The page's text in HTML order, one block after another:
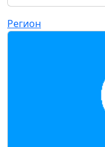
Регион